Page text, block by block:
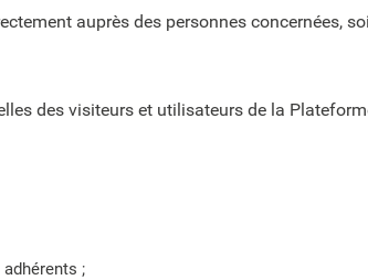
auprès des personnes concernées,
des visiteurs et utilisateurs de la
;